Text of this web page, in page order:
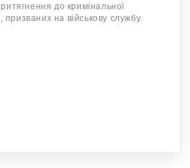
до кримінальної
призваних на військову службу.